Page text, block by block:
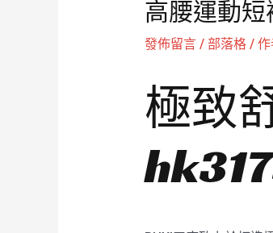
高腰運動
發佈留言 / 部落格/ 作
極致